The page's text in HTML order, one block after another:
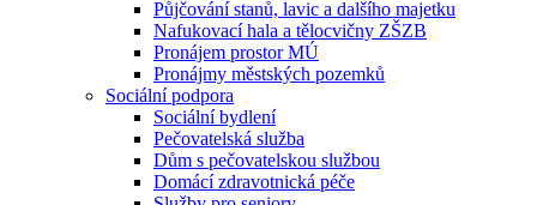
Půjčování stanů, lavic a dalšího majetku
Nafukovací hala a tělocvičny ZŠZB
Pronájem prostor MÚ
Pronájmy městských pozemků
Sociální podpora
Sociální bydlení
Pečovatelská služba
Dům s pečovatelskou službou
Domácí zdravotnická péče